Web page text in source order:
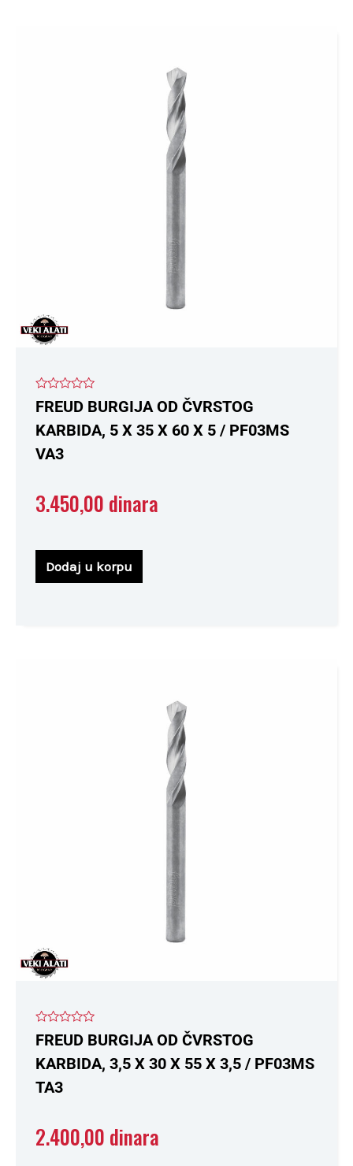
Ocenjeno
sa
od
FREUD BURGIJA OD ČVRSTOG
KARBIDA, 5 X 35 X 60 X 5 / PF03MS
VA3
3.450,00 dinara
Dodaj u korpu
Ocenjeno
sa
0
od
FREUD BURGIJA OD ČVRSTOG
KARBIDA, 3,5 X 30 X 55 X 3,5 / PF03MS
TA3
2.400,00 dinara